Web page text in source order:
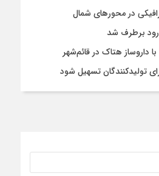
در محورهای شمال
برطرف شد
داروساز هتاک در قائم‌شهر
تولیدکنندگان تسهیل شود